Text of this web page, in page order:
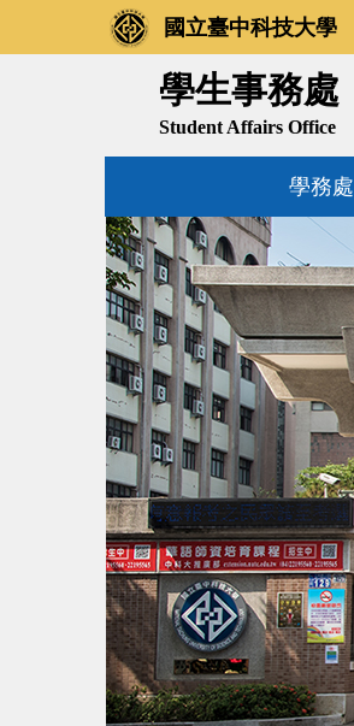
國立臺中科技大學
學生事務處
Student Affairs Office
學務處